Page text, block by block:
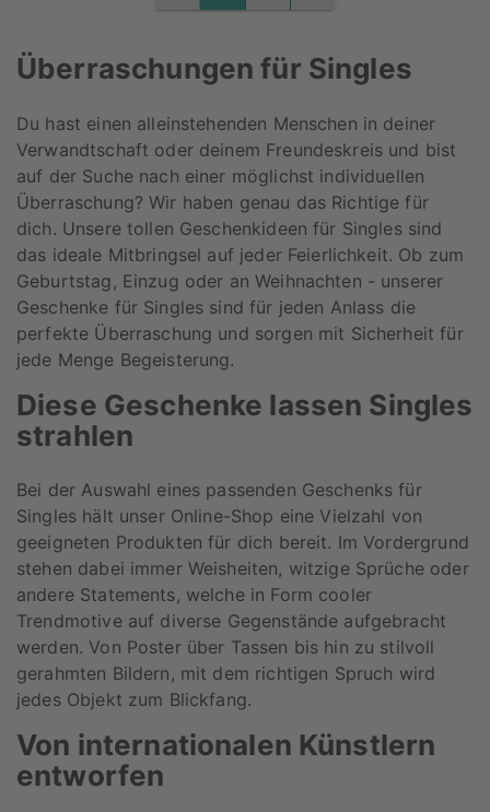
Überraschungen für Singles
Du hast einen alleinstehenden Menschen in deiner
Verwandtschaft oder deinem Freundeskreis und bist
auf der Suche nach einer möglichst individuellen
Überraschung? Wir haben genau das Richtige für
dich. Unsere tollen Geschenkideen für Singles sind
das ideale Mitbringsel auf jeder Feierlichkeit. Ob zum
Geburtstag, Einzug oder an Weihnachten - unserer
Geschenke für Singles sind für jeden Anlass die
perfekte Überraschung und sorgen mit Sicherheit für
jede Menge Begeisterung.
Diese Geschenke lassen Singles
strahlen
Bei der Auswahl eines passenden Geschenks für
Singles hält unser Online-Shop eine Vielzahl von
geeigneten Produkten für dich bereit. Im Vordergrund
stehen dabei immer Weisheiten, witzige Sprüche oder
andere Statements, welche in Form cooler
Trendmotive auf diverse Gegenstände aufgebracht
werden. Von Poster über Tassen bis hin zu stilvoll
gerahmten Bildern, mit dem richtigen Spruch wird
jedes Objekt zum Blickfang.
Von internationalen Künstlern
entworfen